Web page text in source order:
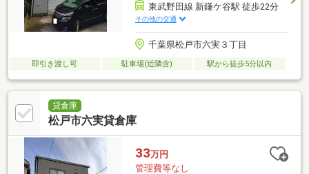
東武野田線 新鎌ケ谷駅 徒歩22分
その他の交通
千葉県松戸市六実３丁目
即引き渡し可 駐車場(近隣含) 駅から徒歩5分以内
貸倉庫
松戸市六実貸倉庫
33万円
管理費等なし